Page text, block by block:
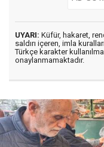
UYARI: Küfür, hakaret,
saldırı içeren, imla
Türkçe karakter
onaylanmamaktadır.